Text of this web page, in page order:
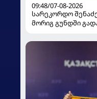
09:48/07-08-2026
სარეკორდო
მორიგ გუნდში